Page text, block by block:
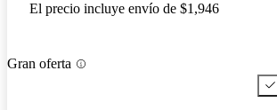
El precio incluye envío de $1,946
Gran oferta